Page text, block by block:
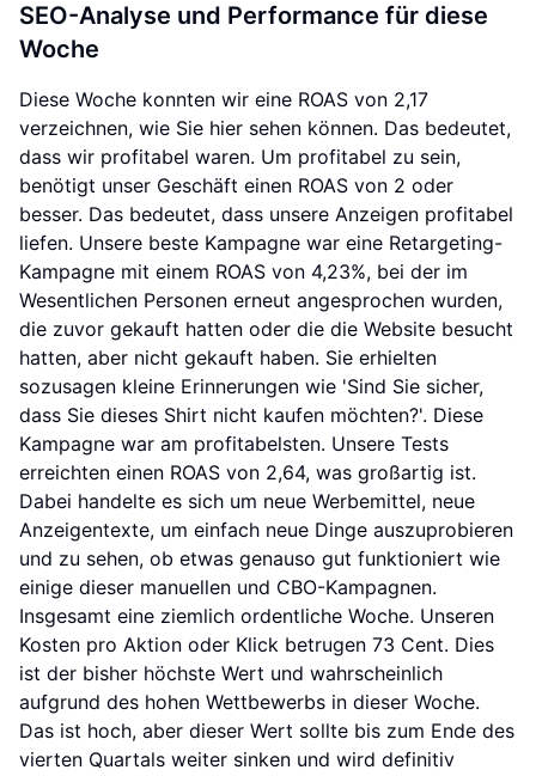
SEO-Analyse und Performance für diese
Woche
Diese Woche konnten wir eine ROAS von 2,17
verzeichnen, wie Sie hier sehen können. Das bedeutet,
dass wir profitabel waren. Um profitabel zu sein,
benötigt unser Geschäft einen ROAS von 2 oder
besser. Das bedeutet, dass unsere Anzeigen profitabel
liefen. Unsere beste Kampagne war eine Retargeting-
Kampagne mit einem ROAS von 4,23%, bei der im
Wesentlichen Personen erneut angesprochen wurden,
die zuvor gekauft hatten oder die die Website besucht
hatten, aber nicht gekauft haben. Sie erhielten
sozusagen kleine Erinnerungen wie 'Sind Sie sicher,
dass Sie dieses Shirt nicht kaufen möchten?'. Diese
Kampagne war am profitabelsten. Unsere Tests
erreichten einen ROAS von 2,64, was großartig ist.
Dabei handelte es sich um neue Werbemittel, neue
Anzeigentexte, um einfach neue Dinge auszuprobieren
und zu sehen, ob etwas genauso gut funktioniert wie
einige dieser manuellen und CBO-Kampagnen.
Insgesamt eine ziemlich ordentliche Woche. Unseren
Kosten pro Aktion oder Klick betrugen 73 Cent. Dies
ist der bisher höchste Wert und wahrscheinlich
aufgrund des hohen Wettbewerbs in dieser Woche.
Das ist hoch, aber dieser Wert sollte bis zum Ende des
vierten Quartals weiter sinken und wird definitiv